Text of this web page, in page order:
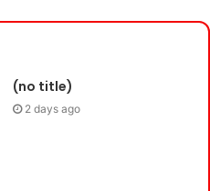
(no title)
2 days ago